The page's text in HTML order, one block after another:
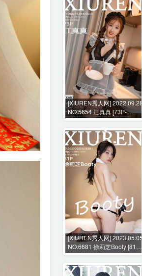
[XIUREN秀人网] 2022.09.28
NO.5654 江真真 [73P-
687MB]
[XIUREN秀人网] 2023.05.05
NO.6681 徐莉芝Booty [81P-
641MB]